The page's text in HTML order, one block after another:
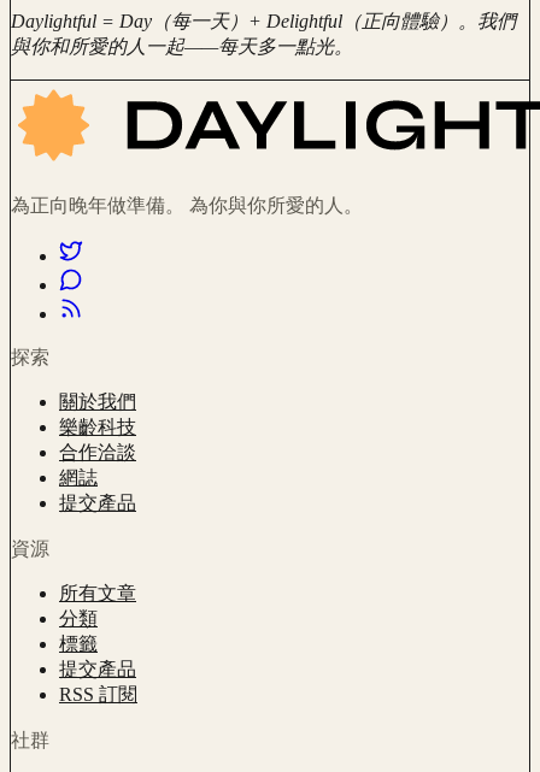
Daylightful = Day（每一天）+ Delightful（正向體驗）。我們
與你和所愛的人一起——每天多一點光。
為正向晚年做準備。 為你與你所愛的人。
探索
關於我們
樂齡科技
合作洽談
網誌
提交產品
資源
所有文章
分類
標籤
提交產品
RSS 訂閱
社群